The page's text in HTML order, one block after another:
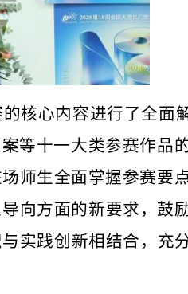
核心内容进行了全面
等十一大类参赛作品
师生全面掌握参赛要
向方面的新要求，鼓
实践创新相结合，充